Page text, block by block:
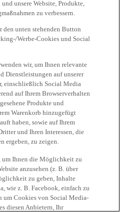
unsere Website, Produkte,
zu verbessern.
unten stehenden Button
Werbe-Cookies und Social
wir, um Ihnen relevante
Dienstleistungen auf unserer
einschließlich Social Media
auf Ihrem Browserverhalten
Produkte und
Warenkorb hinzugefügt
haben, sowie auf Ihrem
und Ihren Interessen, die
ergeben, zu zeigen.
um Ihnen die Möglichkeit zu
anzusehen (z. B. über
zu geben, Inhalte
wie z. B. Facebook, einfach zu
um Cookies von Social Media-
diesen Anbietern, Ihr